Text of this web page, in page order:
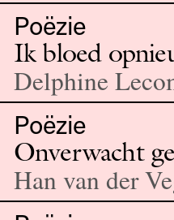
Poëzie
Ik bloed
Delphine
Poëzie
Onverwacht
Han van der